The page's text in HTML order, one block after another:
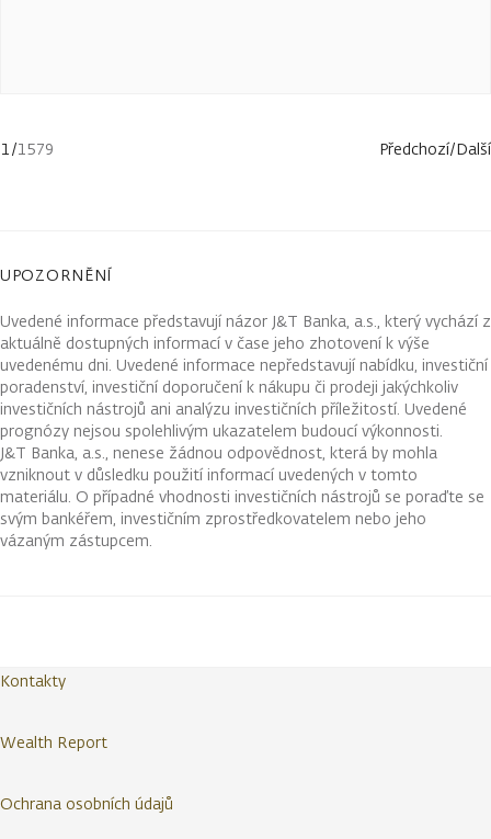
1/1579 Předchozí/Další
UPOZORNĚNÍ
Uvedené informace představují názor J&T Banka, a.s., který vychází z
aktuálně dostupných informací v čase jeho zhotovení k výše
uvedenému dni. Uvedené informace nepředstavují nabídku, investiční
poradenství, investiční doporučení k nákupu či prodeji jakýchkoliv
investičních nástrojů ani analýzu investičních příležitostí. Uvedené
prognózy nejsou spolehlivým ukazatelem budoucí výkonnosti.
J&T Banka, a.s., nenese žádnou odpovědnost, která by mohla
vzniknout v důsledku použití informací uvedených v tomto
materiálu. O případné vhodnosti investičních nástrojů se poraďte se
svým bankéřem, investičním zprostředkovatelem nebo jeho
vázaným zástupcem.
Kontakty
Wealth Report
Ochrana osobních údajů